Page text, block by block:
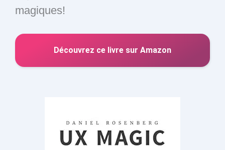
magiques!
Découvrez ce livre sur Amazon